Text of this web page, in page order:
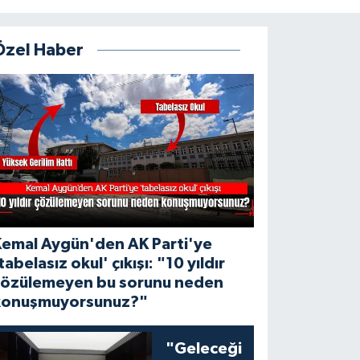
Haber
Aygün'den AK Parti'ye
okul' çıkışı: "10 yıldır
bu sorunu neden
"Geleceği